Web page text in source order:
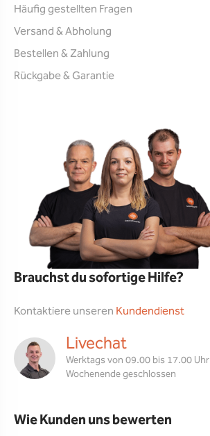
Häufig gestellten Fragen
Versand & Abholung
Bestellen & Zahlung
Rückgabe & Garantie
Brauchst du sofortige Hilfe?
Kontaktiere unseren Kundendienst
Livechat
Werktags von 09.00 bis 17.00 Uhr
Wochenende geschlossen
Wie Kunden uns bewerten